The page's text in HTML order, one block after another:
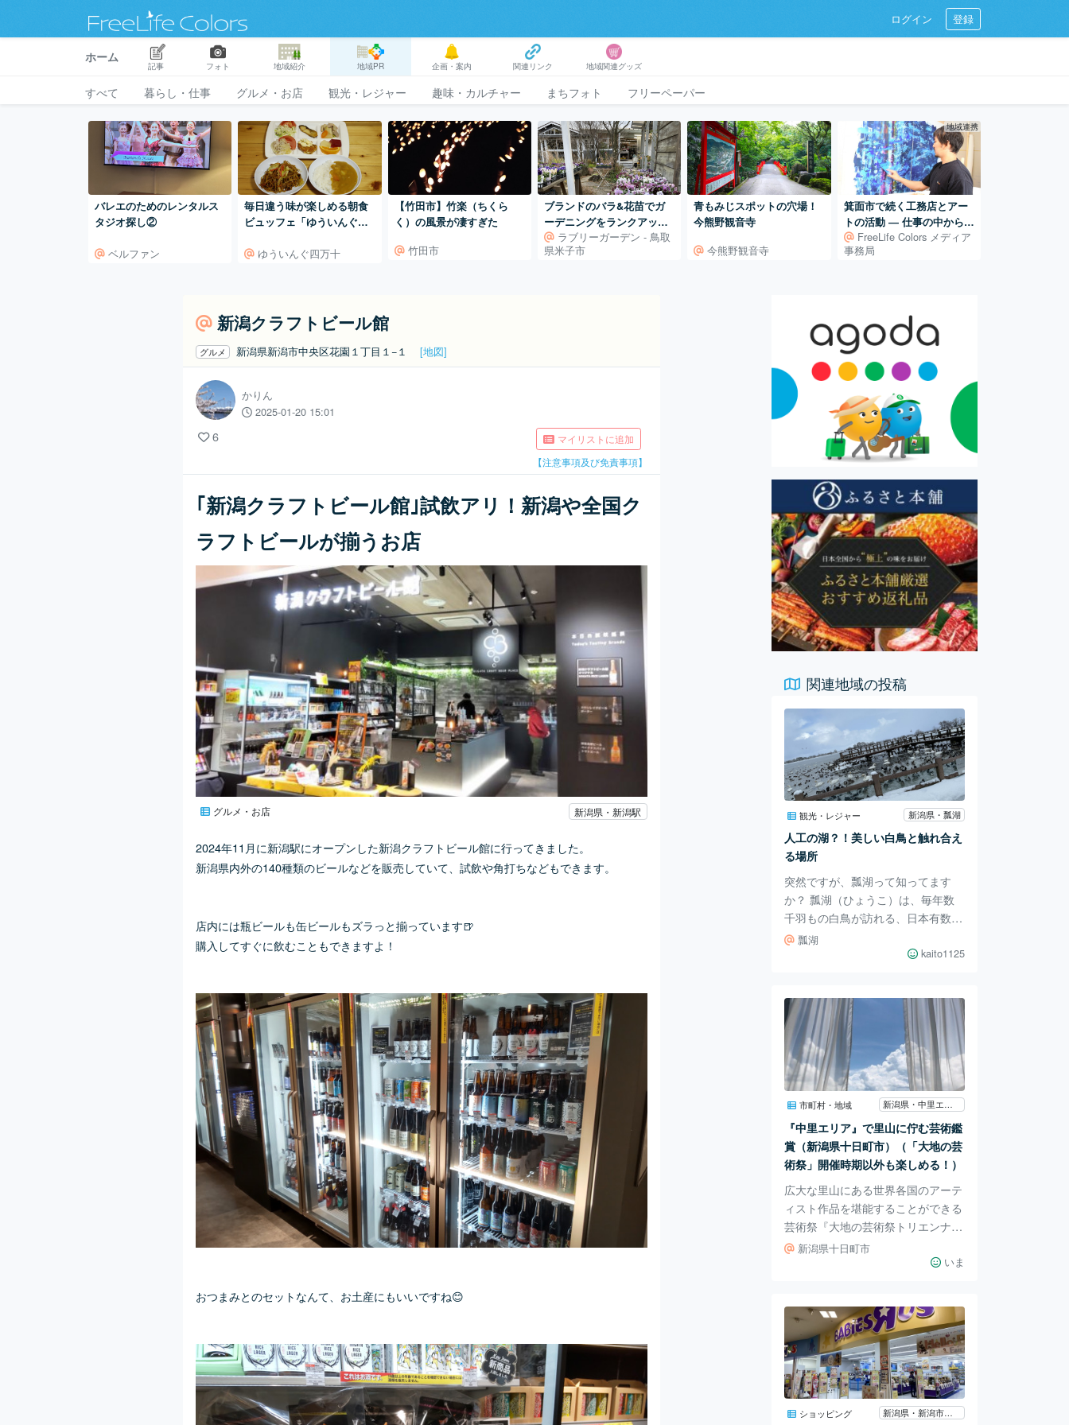
ログイン 登録
ホーム
記事 フォト 地域紹介 地域PR 企画・案内 関連リンク 地域関連グッズ
すべて 暮らし・仕事 グルメ・お店 観光・レジャー 趣味・カルチャー まちフォト フリーペーパー
バレエのためのレンタルス
タジオ探し②
ベルファン
毎日違う味が楽しめる朝食
ビュッフェ「ゆういんぐ四
ゆういんぐ四万十
【竹田市】竹楽（ちくら
く）の風景が凄すぎた
竹田市
ブランドのバラ&花苗でガ
ーデニングをランクアップ
「ラブリーガーデン」𓂃܀ꕤ
୭*
ラブリーガーデン - 鳥取
県米子市
青もみじスポットの穴場！
今熊野観音寺
今熊野観音寺
地域連携
箕面市で続く工務店とアー
トの活動 ― 仕事の中から広
がるアート制作
FreeLife Colors メディア
事務局
新潟クラフトビール館
グルメ 新潟県新潟市中央区花園１丁目１−１ [地図]
かりん
2025-01-20 15:01
6
マイリストに追加
【注意事項及び免責事項】
｢新潟クラフトビール館｣試飲アリ！新潟や全国ク
ラフトビールが揃うお店
グルメ・お店 新潟県・新潟駅
2024年11月に新潟駅にオープンした新潟クラフトビール館に行ってきました。
新潟県内外の140種類のビールなどを販売していて、試飲や角打ちなどもできます。
店内には瓶ビールも缶ビールもズラっと揃っています🍺
購入してすぐに飲むこともできますよ！
おつまみとのセットなんて、お土産にもいいですね😊
関連地域の投稿
観光・レジャー 新潟県・瓢湖
人工の湖？！美しい白鳥と触れ合え
る場所
突然ですが、瓢湖って知ってます
か？ 瓢湖（ひょうこ）は、毎年数
千羽もの白鳥が訪れる、日本有数の
白鳥の楽園です！ でも実はこの
湖、もともと自然にできたものでは
美しい自然が広がるなんてすごいで
すよね！ しかも、瓢湖はただの観
光地ではなく 、国際的に重要な湿
地 として認められています。 2008
年に、瓢湖は「ラムサール条約湿
地」に登録 されました！ 寒波の中
を力強く羽ばたいている姿には感動
しました！ 休憩所で食べたソフト
クリームです！
瓢湖
kaito1125
市町村・地域 新潟県・中里エリア
『中里エリア』で里山に佇む芸術鑑
賞（新潟県十日町市）（「大地の芸
術祭」開催時期以外も楽しめる！）
広大な里山にある世界各国のアーテ
ィスト作品を堪能することができる
芸術祭『大地の芸術祭トリエンナー
レ（３年毎の開催）』ですが、開催
期間以外も沢山の魅力的な芸術作品
て、川があった場所を示す黄色のポ
ール アート作品：「たくさんの失
われた窓のために」 芸術大学出身
の友達にこの写真を見せたら、”素
敵！”と感激し、その後、旅行に行
ってきたとのことです。直ぐにでも
新潟県十日町市
いま
ショッピング 新潟県・新潟市中央区